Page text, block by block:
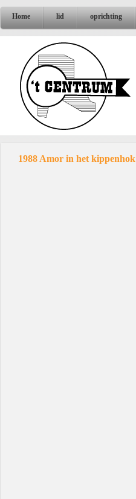
Home lid oprichting
1988 Amor in het kippenhok